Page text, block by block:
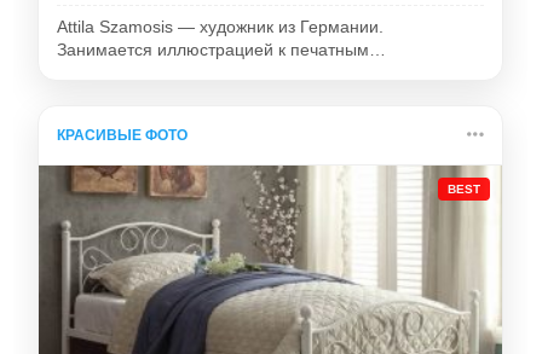
Attila Szamosis — художник из Германии.
Занимается иллюстрацией к печатным…
КРАСИВЫЕ ФОТО
BEST